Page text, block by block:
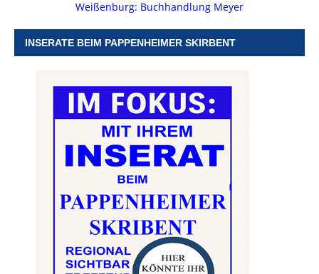
Weißenburg: Buchhandlung Meyer
INSERATE BEIM PAPPENHEIMER SKIRBENT